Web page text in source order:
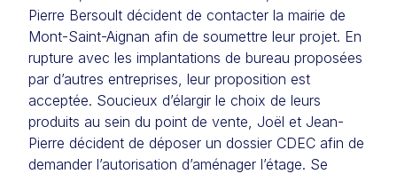
Pierre Bersoult décident de contacter la mairie de
Mont-Saint-Aignan afin de soumettre leur projet. En
rupture avec les implantations de bureau proposées
par d’autres entreprises, leur proposition est
acceptée. Soucieux d’élargir le choix de leurs
produits au sein du point de vente, Joël et Jean-
Pierre décident de déposer un dossier CDEC afin de
demander l’autorisation d’aménager l’étage. Se